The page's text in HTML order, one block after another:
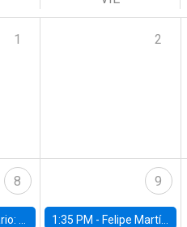
1 2
8
en la era de la IA»
9
1:35 PM - Felipe Martínez, alumno Doctorado en Economía UC